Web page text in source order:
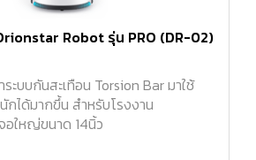
Robot รุ่น PRO (DR-02)
ะบบกันสะเทือน Torsion Bar มาใช้
กได้มากขึ้น สำหรับโรงงาน
อใหญ่ขนาด 14นิ้ว